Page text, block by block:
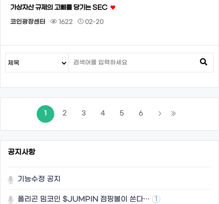
가상자산 규제의 고삐를 당기는 SEC
코인광장센터 1622 02-20
1 2 3 4 5 6
공지사항
기능수정 공지
폴리곤 밈코인 $JUMPIN 점핑볼이 쏜다… 1